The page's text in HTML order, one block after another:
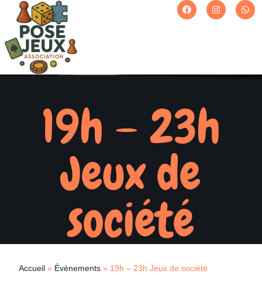
19h – 23h
Jeux de
société
Accueil » Évènements » 19h – 23h Jeux de société